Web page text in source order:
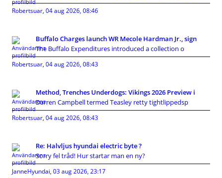
Robertsuar, 04 aug 2026, 08:46
Buffalo Charges launch WR Mecole Hardman Jr., sign
The Buffalo Expenditures introduced a collection o
Robertsuar, 04 aug 2026, 08:43
Method, Trenches Underdogs: Vikings 2026 Preview i
Darren Campbell termed Teasley retty tightlippedsp
Robertsuar, 04 aug 2026, 08:43
Re: Halvljus hyundai electric byte ?
Sorry fel tråd! Hur startar man en ny?
JanneHyundai, 03 aug 2026, 23:17